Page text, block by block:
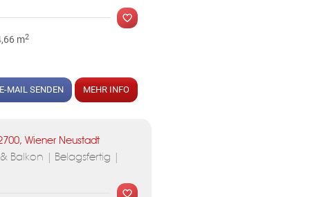
m2
MAIL SENDEN MEHR INFO
Wiener Neustadt
Balkon | Belagsfertig |